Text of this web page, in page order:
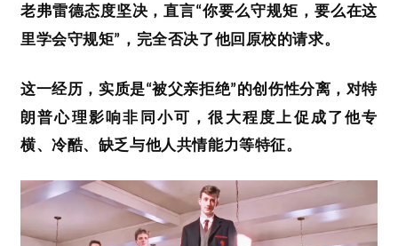
老弗雷德态度坚决，直言“你要么守规矩，要么在这
里学会守规矩” ，完全否决了他回原校的请求。
这一经历， 实质是“被父亲拒绝”的创伤性分离 ，对特
朗普心理影响非同小可，很大程度上促成了他专
横、冷酷、缺乏与他人共情能力等特征。